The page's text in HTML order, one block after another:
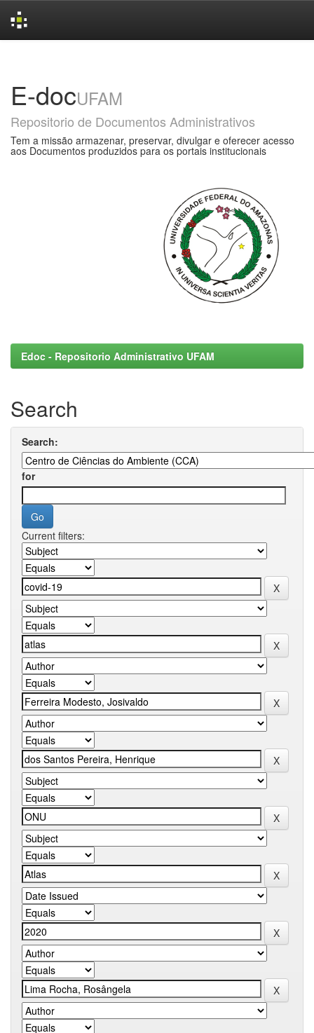
E-docUFAM
Repositorio de Documentos Administrativos
Tem a missão armazenar, preservar, divulgar e oferecer acesso
aos Documentos produzidos para os portais institucionais
Edoc - Repositorio Administrativo UFAM
Search
Search:
for
Current filters: